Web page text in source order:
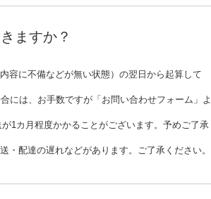
ますか？
容に不備などが無い状態）の翌日から起算して
には、お手数ですが「お問い合わせフォーム」よ
1カ月程度かかることがございます。予めご了承
・配達の遅れなどがあります。ご了承ください。